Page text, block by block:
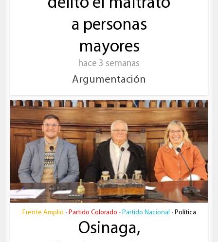
delito el maltrato
a personas
mayores
hace 3 semanas
Argumentación
Frente Amplio • Partido Colorado • Partido Nacional • Política
Osinaga,